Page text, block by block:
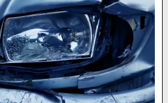
バ
イ
か
ら
逃
げ
て
い
た